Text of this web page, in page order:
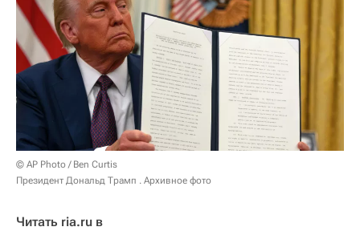
© AP Photo / Ben Curtis
Президент Дональд Трамп . Архивное фото
Читать ria.ru в